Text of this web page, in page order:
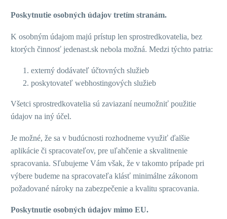
Poskytnutie osobných údajov tretím stranám.
K osobným údajom majú prístup len sprostredkovatelia, bez
ktorých činnosť jedenast.sk nebola možná. Medzi týchto patria:
externý dodávateľ účtovných služieb
poskytovateľ webhostingových služieb
Všetci sprostredkovatelia sú zaviazaní neumožniť použitie
údajov na iný účel.
Je možné, že sa v budúcnosti rozhodneme využiť ďalšie
aplikácie či spracovateľov, pre uľahčenie a skvalitnenie
spracovania. Sľubujeme Vám však, že v takomto prípade pri
výbere budeme na spracovateľa klásť minimálne zákonom
požadované nároky na zabezpečenie a kvalitu spracovania.
Poskytnutie osobných údajov mimo EU.